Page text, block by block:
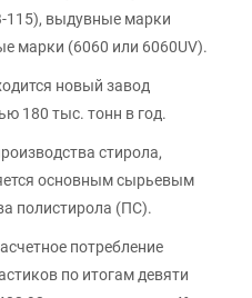
115), выдувные марки
марки (6060 или 6060UV).
новый завод
180 тыс. тонн в год.
стирола,
основным сырьевым
полистирола (ПС).
потребление
по итогам девяти